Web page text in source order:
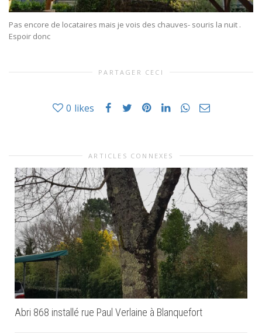
Pas encore de locataires mais je vois des chauves- souris la nuit .
Espoir donc
PARTAGER CECI
0 likes
ARTICLES CONNEXES
Abri 868 installé rue Paul Verlaine à Blanquefort